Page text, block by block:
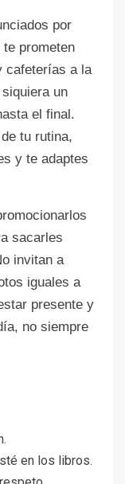
por
prometen
cafeterías a la
un
el final.
tu rutina,
y te adaptes
sacarles
invitan a
iguales a
presente y
no siempre
en los libros.